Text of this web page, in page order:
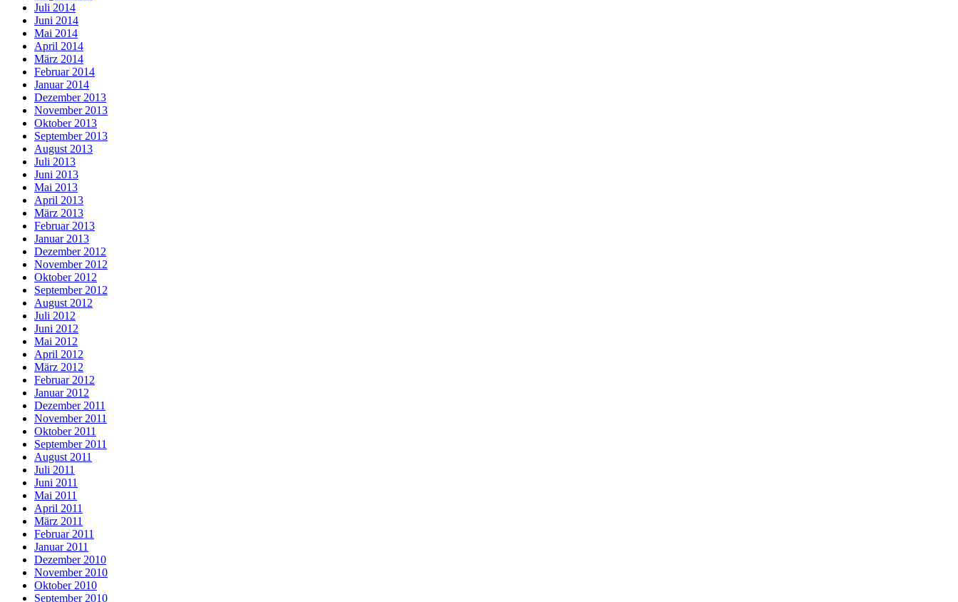
Juli 2014
Juni 2014
Mai 2014
April 2014
März 2014
Februar 2014
Januar 2014
Dezember 2013
November 2013
Oktober 2013
September 2013
August 2013
Juli 2013
Juni 2013
Mai 2013
April 2013
März 2013
Februar 2013
Januar 2013
Dezember 2012
November 2012
Oktober 2012
September 2012
August 2012
Juli 2012
Juni 2012
Mai 2012
April 2012
März 2012
Februar 2012
Januar 2012
Dezember 2011
November 2011
Oktober 2011
September 2011
August 2011
Juli 2011
Juni 2011
Mai 2011
April 2011
März 2011
Februar 2011
Januar 2011
Dezember 2010
November 2010
Oktober 2010
September 2010